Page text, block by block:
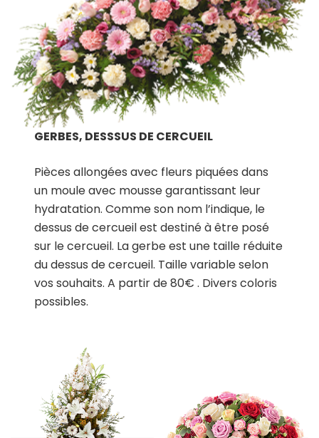
GERBES, DESSSUS DE CERCUEIL
Pièces allongées avec fleurs piquées dans
un moule avec mousse garantissant leur
hydratation. Comme son nom l’indique, le
dessus de cercueil est destiné à être posé
sur le cercueil. La gerbe est une taille réduite
du dessus de cercueil. Taille variable selon
vos souhaits. A partir de 80€ . Divers coloris
possibles.